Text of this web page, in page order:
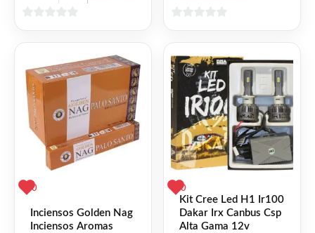
5
0
Inciensos Golden Nag
Inciensos Aromas
0
Kit Cree Led H1 Ir100
Dakar Irx Canbus Csp
Alta Gama 12v